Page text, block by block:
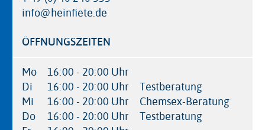
info@heinfiete.de
ÖFFNUNGSZEITEN
Mo
16:00 - 20:00 Uhr
Di
16:00 - 20:00 Uhr
Testberatung
Mi
16:00 - 20:00 Uhr
Chemsex-Beratung
Do
16:00 - 20:00 Uhr
Testberatung